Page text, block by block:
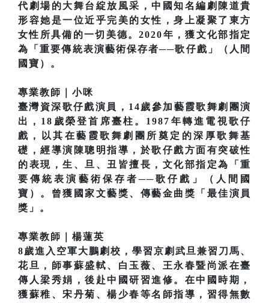
代劇場的大舞台綻放風采，中國知名編劇陳道貴
形容她是一位近乎完美的女性，身上凝聚了東方
女性所具備的一切美德。2020年，獲文化部指定
為「重要傳統表演藝術保存者──歌仔戲」（人間
國寶）。
專業教師｜小咪
臺灣資深歌仔戲演員，14歲參加藝霞歌舞劇團演
出，18歲榮登首席臺柱。1987年轉進電視歌仔
戲，以其在藝霞歌舞劇團所奠定的深厚歌舞基
礎，經導演陳聰明指導，於歌仔戲方面有突破性
的表現，生、旦、丑皆擅長，文化部指定為「重
要傳統表演藝術保存者──歌仔戲」（人間國
寶）。曾獲國家文藝獎、傳藝金曲獎「最佳演員
獎」。
專業教師｜楊蓮英
8歲進入空軍大鵬劇校，學習京劇武旦兼習刀馬、
花旦，師事蘇盛軾、白玉薇、王永春暨尚派在臺
傳人梁秀娟，後赴中國研習進修。在中國時期，
獲蘇稚、宋丹菊、楊少春等名師指導，習得無數